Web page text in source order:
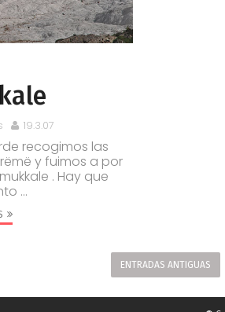
19.3.07
recogimos las
y fuimos a por
. Hay que
...
ENTRADAS ANTIGUAS